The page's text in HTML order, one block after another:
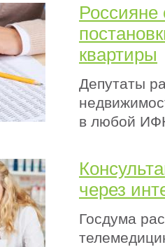
Россияне
квартиры
Депутаты
в любой
через
Госдума